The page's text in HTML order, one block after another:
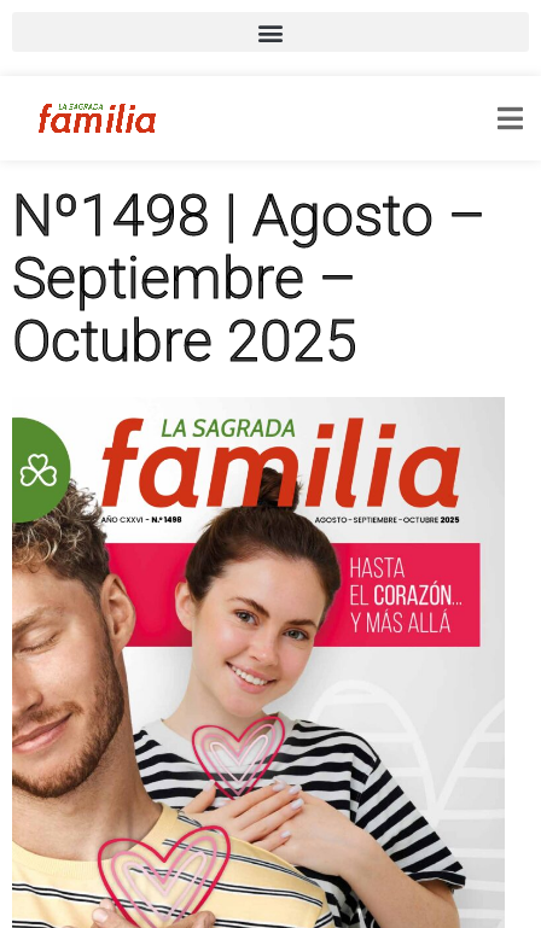
Nº1498 | Agosto –
Septiembre –
Octubre 2025